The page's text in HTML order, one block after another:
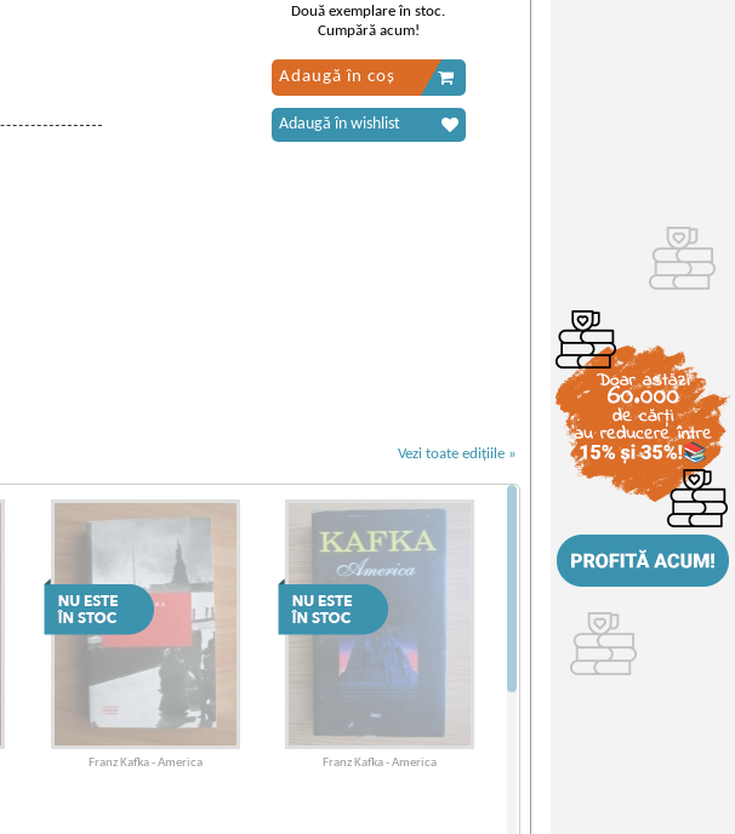
Două exemplare în stoc.
Cumpără acum!
Adaugă în coș
Adaugă în wishlist
Vezi toate edițiile »
Franz Kafka - America Franz Kafka - America